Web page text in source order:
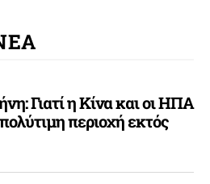
Γιατί η Κίνα και οι ΗΠΑ
περιοχή εκτός